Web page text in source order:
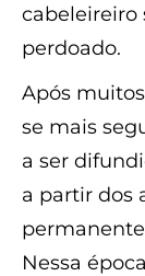
cabeleireiro
perdoado.
Após
se mais
a ser
a partir dos
Nessa